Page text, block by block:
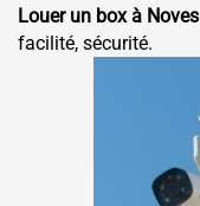
Louer un box à Noves
facilité, sécurité.